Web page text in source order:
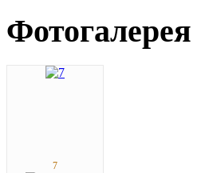
Фотогалерея
7